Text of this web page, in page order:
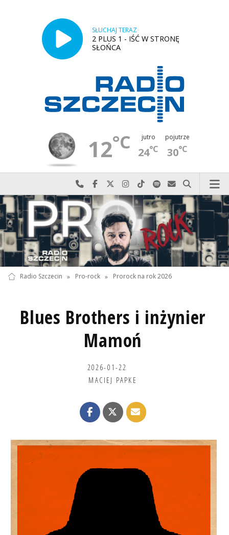
SŁUCHAJ TERAZ
2 PLUS 1 - IŚĆ W STRONĘ
SŁOŃCA
12°C jutro
24°C
pojutrze
30°C
Najlepiej po prostu do nas zadzwoń
Odwiedź nas na Facebook-u
Odwiedź nas na X
Odwiedź nas na Instagram-ie
Odwiedź nas na TikTok-u
Szukaj nas na Spotify
Wyślij do nas
Szukaj
Radio Szczecin » Pro-rock » Prorock na rok 2026
Blues Brothers i inżynier
Mamoń
2026-01-22
MACIEJ PAPKE